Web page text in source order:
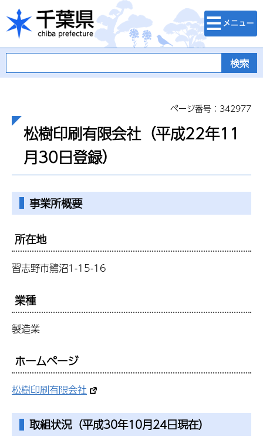
千葉県
検索・メニュ
ー
ページ番号：342977
松樹印刷有限会社（平成22年11
月30日登録）
事業所概要
所在地
習志野市鷺沼1-15-16
業種
製造業
ホームページ
松樹印刷有限会社
取組状況（平成30年10月24日現在）